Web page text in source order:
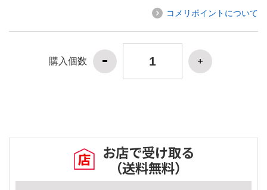
コメリポイントについて
購入個数
お店で受け取る
（送料無料）